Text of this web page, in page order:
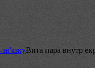
Вита пара внутр